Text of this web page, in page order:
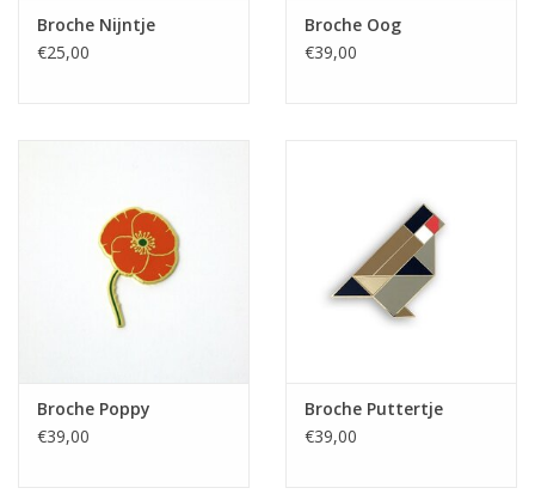
Broche Nijntje
€25,00
Broche Oog
€39,00
Broche Poppy
€39,00
Broche Puttertje
€39,00